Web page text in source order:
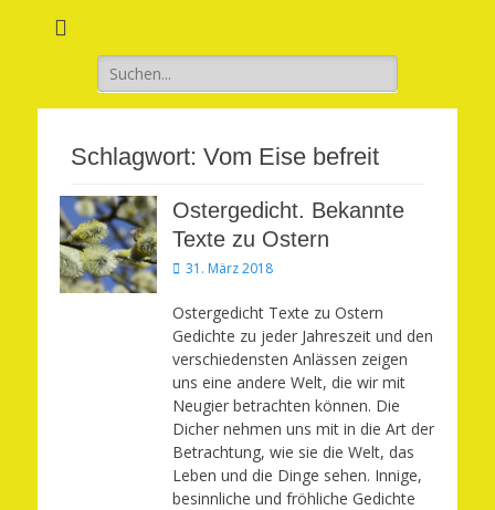
Suchen
nach:
Schlagwort: Vom Eise befreit
Ostergedicht. Bekannte
Texte zu Ostern
Veröffentlicht
31. März 2018
Ostergedicht Texte zu Ostern
Gedichte zu jeder Jahreszeit und den
verschiedensten Anlässen zeigen
uns eine andere Welt, die wir mit
Neugier betrachten können. Die
Dicher nehmen uns mit in die Art der
Betrachtung, wie sie die Welt, das
Leben und die Dinge sehen. Innige,
besinnliche und fröhliche Gedichte